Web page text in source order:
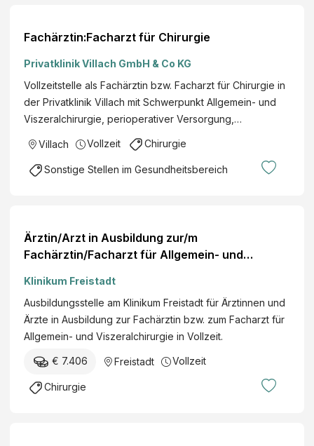
Fachärztin:Facharzt für Chirurgie
Privatklinik Villach GmbH & Co KG
Vollzeitstelle als Fachärztin bzw. Facharzt für Chirurgie in
der Privatklinik Villach mit Schwerpunkt Allgemein- und
Viszeralchirurgie, perioperativer Versorgung,…
Villach Vollzeit Chirurgie
Sonstige Stellen im Gesundheitsbereich
Ärztin/Arzt in Ausbildung zur/m
Fachärztin/Facharzt für Allgemein- und
Klinikum Freistadt
Ausbildungsstelle am Klinikum Freistadt für Ärztinnen und
Ärzte in Ausbildung zur Fachärztin bzw. zum Facharzt für
Allgemein- und Viszeralchirurgie in Vollzeit.
€ 7.406 Freistadt Vollzeit
Chirurgie